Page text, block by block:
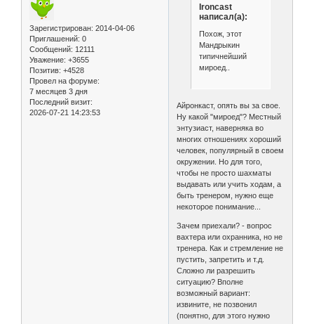
Зарегистрирован: 2014-04-06
Приглашений: 0
Сообщений: 12111
Уважение: +3655
Позитив: +4528
Провел на форуме:
7 месяцев 3 дня
Последний визит:
2026-07-21 14:23:53
Ironcast
написал(а):
Похож, этот
Мандрыкин
типичнейший
мироед..
Айронкаст, опять вы за свое.
Ну какой "мироед"? Местный
энтузиаст, наверняка во
многих отношениях хороший
человек, популярный в своем
окружении. Но для того,
чтобы не просто шахматы
выдавать или учить ходам, а
быть тренером, нужно еще
некоторое понимание...
Зачем приехали? - вопрос
вахтера или охранника, но не
тренера. Как и стремление не
пустить, запретить и т.д.
Сложно ли разрешить
ситуацию? Вполне
возможный вариант:
извините, не позвонил
(понятно, для этого нужно